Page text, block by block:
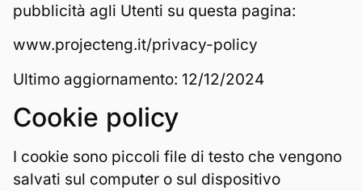
pubblicità agli Utenti su questa pagina:
www.projecteng.it/privacy-policy
Ultimo aggiornamento: 12/12/2024
Cookie policy
I cookie sono piccoli file di testo che vengono
salvati sul computer o sul dispositivo